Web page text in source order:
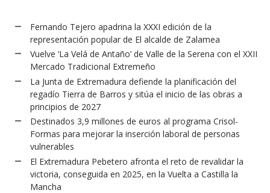
Fernando Tejero apadrina la XXXI edición de la
representación popular de El alcalde de Zalamea
Vuelve ‘La Velá de Antaño’ de Valle de la Serena con el XXII
Mercado Tradicional Extremeño
La Junta de Extremadura defiende la planificación del
regadío Tierra de Barros y sitúa el inicio de las obras a
principios de 2027
Destinados 3,9 millones de euros al programa Crisol-
Formas para mejorar la inserción laboral de personas
vulnerables
El Extremadura Pebetero afronta el reto de revalidar la
victoria, conseguida en 2025, en la Vuelta a Castilla la
Mancha